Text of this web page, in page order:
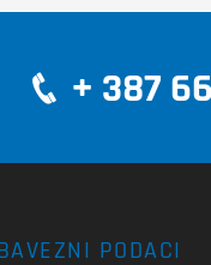
+ 387
PODACI